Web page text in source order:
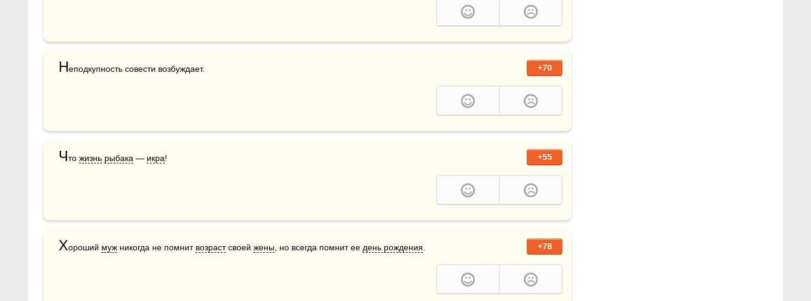
+70
Неподкупность совести возбуждает.
+55
Что жизнь рыбака — икра!
+78
Хороший муж никогда не помнит возраст своей жены , но всегда помнит ее день рождения